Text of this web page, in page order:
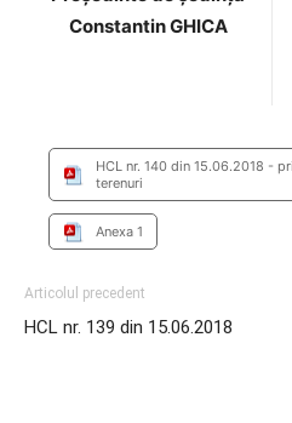
Constantin GHICA
HCL nr. 140 din 15.06.2018 -
terenuri
Anexa 1
Articolul precedent
HCL nr. 139 din 15.06.2018